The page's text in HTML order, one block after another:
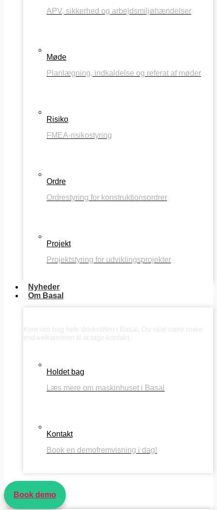
APV, sikkerhed og arbejdsmiljøhændelser
Møde
Planlægning, indkaldelse og referat af møder
Risiko
FMEA-risikostyring
Ordre
Ordrestyring for konstruktionsordrer
Projekt
Projektstyring for udviklingsprojekter
Nyheder
Om Basal
Kom om bag hele drivkraften i Basal. Du skal være mere
end velkommen til at tage kontakt.
Holdet bag
Læs mere om maskinhuset i Basal
Kontakt
Book en demofremvisning i dag!
Book demo